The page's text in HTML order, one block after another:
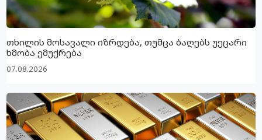
თხილის მოსავალი იზრდება, თუმცა ბაღებს უეცარი
ხმობა ემუქრება
07.08.2026